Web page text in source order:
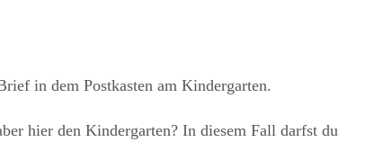
in dem Postkasten am Kindergarten.
hier den Kindergarten? In diesem Fall darfst du